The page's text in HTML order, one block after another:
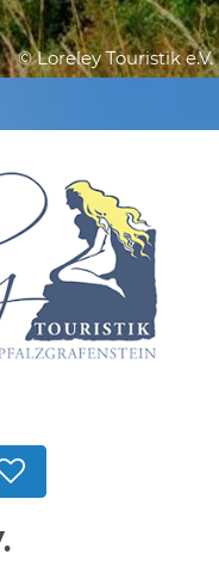
© Loreley Touristik e.V.